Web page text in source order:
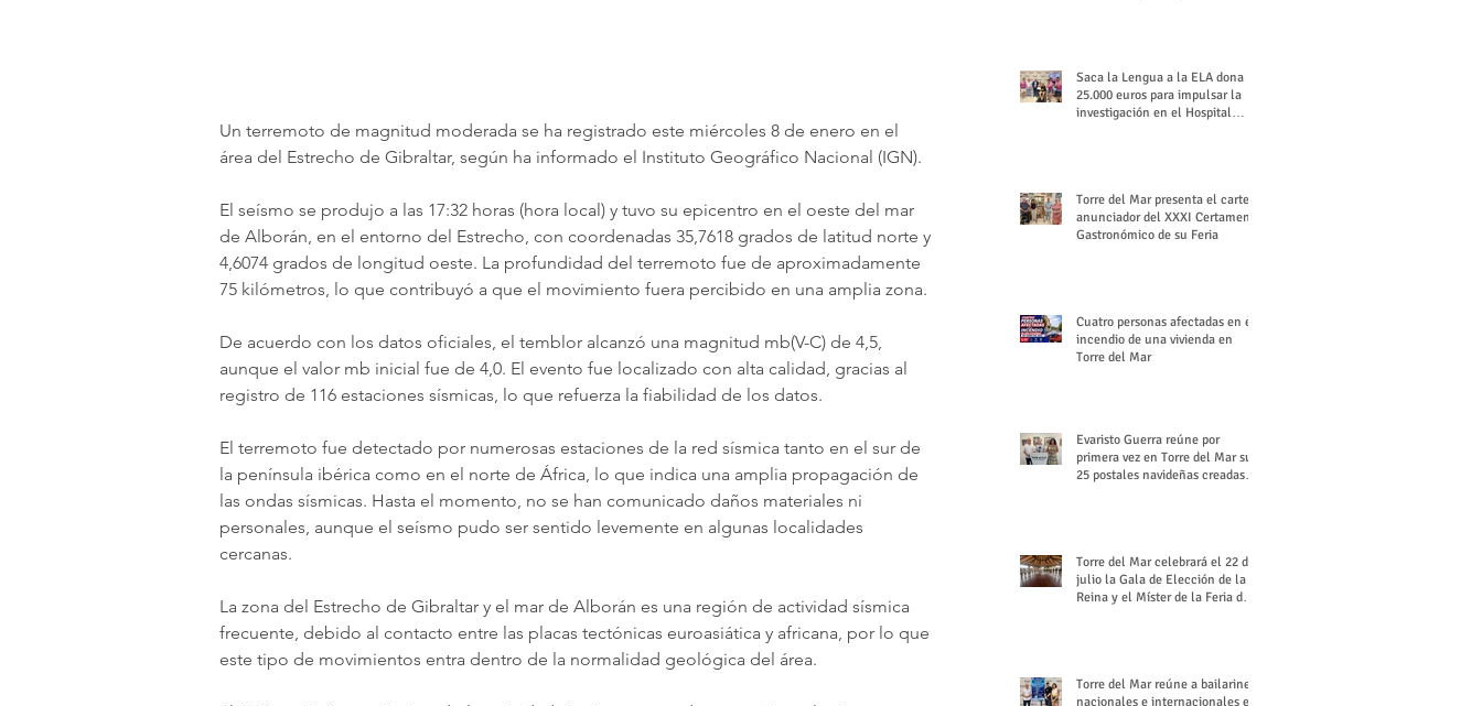
Un terremoto de magnitud moderada se ha registrado este miércoles 8 de enero en el
área del Estrecho de Gibraltar, según ha informado el Instituto Geográfico Nacional (IGN).
El seísmo se produjo a las 17:32 horas (hora local) y tuvo su epicentro en el oeste del mar
de Alborán, en el entorno del Estrecho, con coordenadas 35,7618 grados de latitud norte y
4,6074 grados de longitud oeste. La profundidad del terremoto fue de aproximadamente
75 kilómetros, lo que contribuyó a que el movimiento fuera percibido en una amplia zona.
De acuerdo con los datos oficiales, el temblor alcanzó una magnitud mb(V-C) de 4,5,
aunque el valor mb inicial fue de 4,0. El evento fue localizado con alta calidad, gracias al
registro de 116 estaciones sísmicas, lo que refuerza la fiabilidad de los datos.
El terremoto fue detectado por numerosas estaciones de la red sísmica tanto en el sur de
la península ibérica como en el norte de África, lo que indica una amplia propagación de
las ondas sísmicas. Hasta el momento, no se han comunicado daños materiales ni
personales, aunque el seísmo pudo ser sentido levemente en algunas localidades
cercanas.
La zona del Estrecho de Gibraltar y el mar de Alborán es una región de actividad sísmica
frecuente, debido al contacto entre las placas tectónicas euroasiática y africana, por lo que
este tipo de movimientos entra dentro de la normalidad geológica del área.
Saca la Lengua a la ELA dona
25.000 euros para impulsar la
investigación en el Hospital
Torre del Mar presenta el cartel
anunciador del XXXI Certamen
Gastronómico de su Feria
Cuatro personas afectadas en el
incendio de una vivienda en
Torre del Mar
Evaristo Guerra reúne por
primera vez en Torre del Mar sus
25 postales navideñas creadas
Torre del Mar celebrará el 22 de
julio la Gala de Elección de la
Reina y el Míster de la Feria de
Torre del Mar reúne a bailarines
nacionales e internacionales en